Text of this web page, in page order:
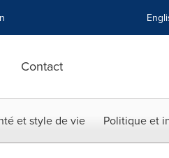
Contact
et style de vie Politique et